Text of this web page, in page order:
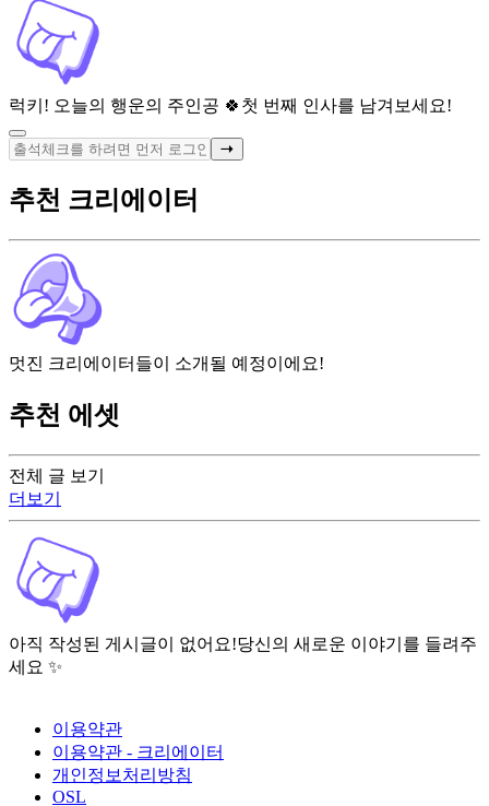
럭키! 오늘의 행운의 주인공 🍀 첫 번째 인사를 남겨보세요!
전체 글 보기
더보기
아직 작성된 게시글이 없어요!당신의 새로운 이야기를 들려주
세요 ✨
추천 크리에이터
멋진 크리에이터들이 소개될 예정이에요!
추천 에셋
이용약관
이용약관 - 크리에이터
개인정보처리방침
OSL